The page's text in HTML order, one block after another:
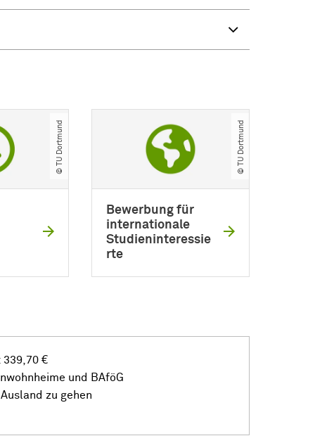
© TU Dortmund © TU Dortmund
Bewerbung für
internationale
Studieninteressie
rte
339,70 €
und BAföG
zu gehen